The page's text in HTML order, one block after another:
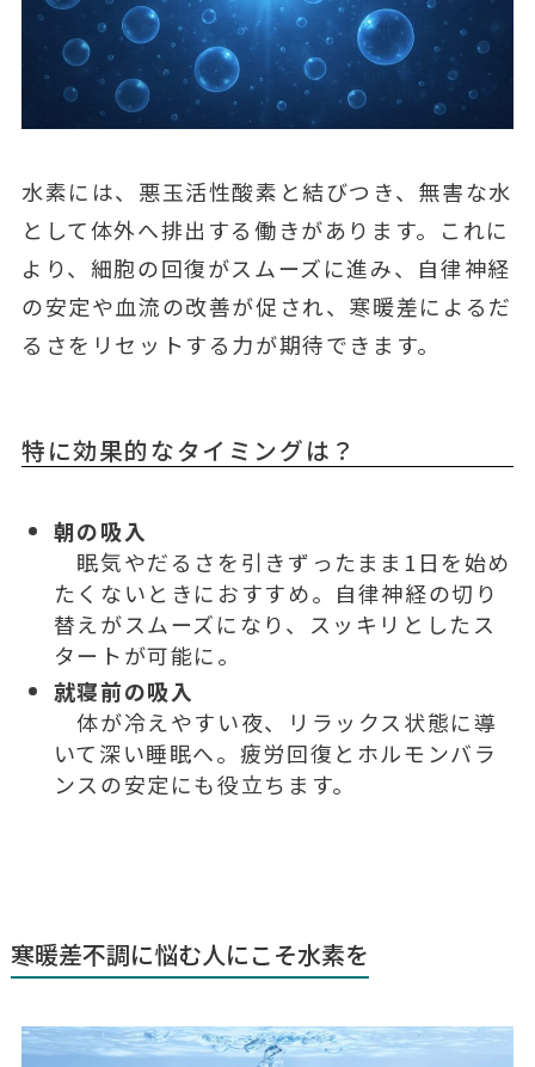
水素には、悪玉活性酸素と結びつき、無害な水
として体外へ排出する働きがあります。これに
より、細胞の回復がスムーズに進み、自律神経
の安定や血流の改善が促され、寒暖差によるだ
るさをリセットする力が期待できます。
特に効果的なタイミングは？
朝の吸入
眠気やだるさを引きずったまま1日を始め
たくないときにおすすめ。自律神経の切り
替えがスムーズになり、スッキリとしたス
タートが可能に。
就寝前の吸入
体が冷えやすい夜、リラックス状態に導
いて深い睡眠へ。疲労回復とホルモンバラ
ンスの安定にも役立ちます。
寒暖差不調に悩む人にこそ水素を